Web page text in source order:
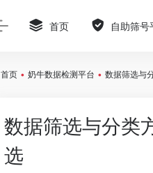
首页 自助筛号
首页 • 奶牛数据检测平台 • 数据筛选与
数据筛选与分类
选